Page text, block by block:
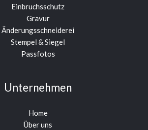
Einbruchsschutz
Gravur
Änderungsschneiderei
Stempel & Siegel
Passfotos
Unternehmen
Home
Über uns